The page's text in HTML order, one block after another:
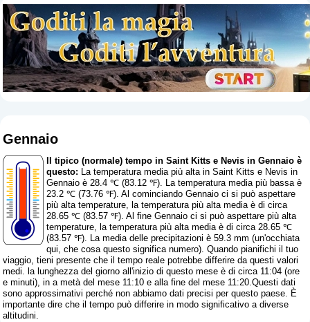
Gennaio
Il tipico (normale) tempo in Saint Kitts e Nevis in Gennaio è
questo: La temperatura media più alta in Saint Kitts e Nevis in
Gennaio è 28.4 ℃ (83.12 ℉). La temperatura media più bassa è
23.2 ℃ (73.76 ℉). Al cominciando Gennaio ci si può aspettare
più alta temperature, la temperatura più alta media è di circa
28.65 ℃ (83.57 ℉). Al fine Gennaio ci si può aspettare più alta
temperature, la temperatura più alta media è di circa 28.65 ℃
(83.57 ℉). La media delle precipitazioni è 59.3 mm (un'occhiata
qui, che cosa questo significa numero). Quando pianifichi il tuo
viaggio, tieni presente che il tempo reale potrebbe differire da questi valori
medi. la lunghezza del giorno all'inizio di questo mese è di circa 11:04 (ore
e minuti), in a metà del mese 11:10 e alla fine del mese 11:20.Questi dati
sono approssimativi perché non abbiamo dati precisi per questo paese. È
importante dire che il tempo può differire in modo significativo a diverse
altitudini.